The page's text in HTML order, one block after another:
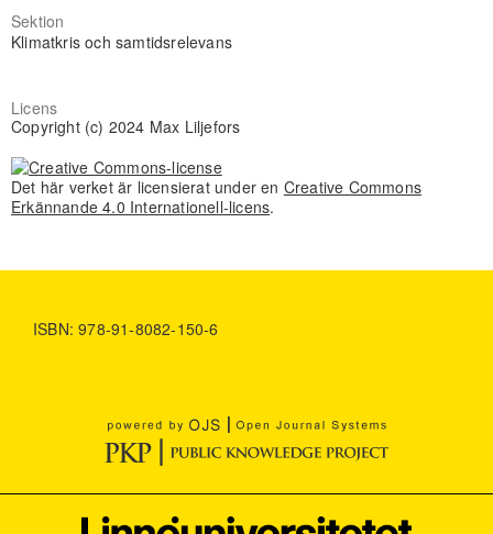
Sektion
Klimatkris och samtidsrelevans
Licens
Copyright (c) 2024 Max Liljefors
Det här verket är licensierat under en Creative Commons
Erkännande 4.0 Internationell-licens.
ISBN: 978-91-8082-150-6